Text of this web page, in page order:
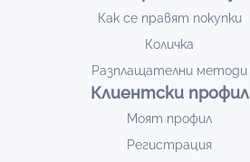
Как се правят покупки
Количка
Разплащателни методи
Клиентски профил
Моят профил
Регистрация